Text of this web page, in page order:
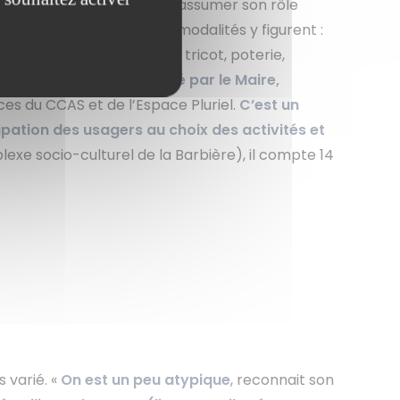
social a tout pour assumer son rôle
mais les mêmes modalités y figurent :
médiation numérique, tricot, poterie,
«
Présidé par le Maire,
du CCAS et de l’Espace Pluriel. C’est un
des usagers au choix des activités et
socio-culturel de la Barbière), il compte 14
varié. « On est un peu atypique, reconnait son